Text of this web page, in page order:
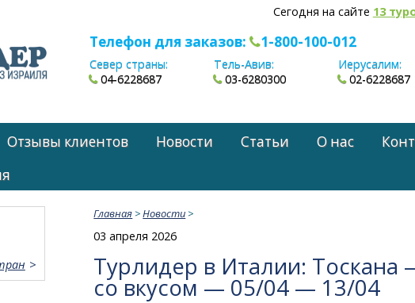
Сегодня на сайте 13
Телефон для заказов: 1-800-100-012
Север страны:
04-6228687
Тель-Авив:
03-6280300
Иерусалим:
02-6228687
Отзывы клиентов Новости Статьи О нас
Главная >Новости >
03 апреля 2026
Турлидер в Италии: Тоскана
со вкусом — 05/04 — 13/04